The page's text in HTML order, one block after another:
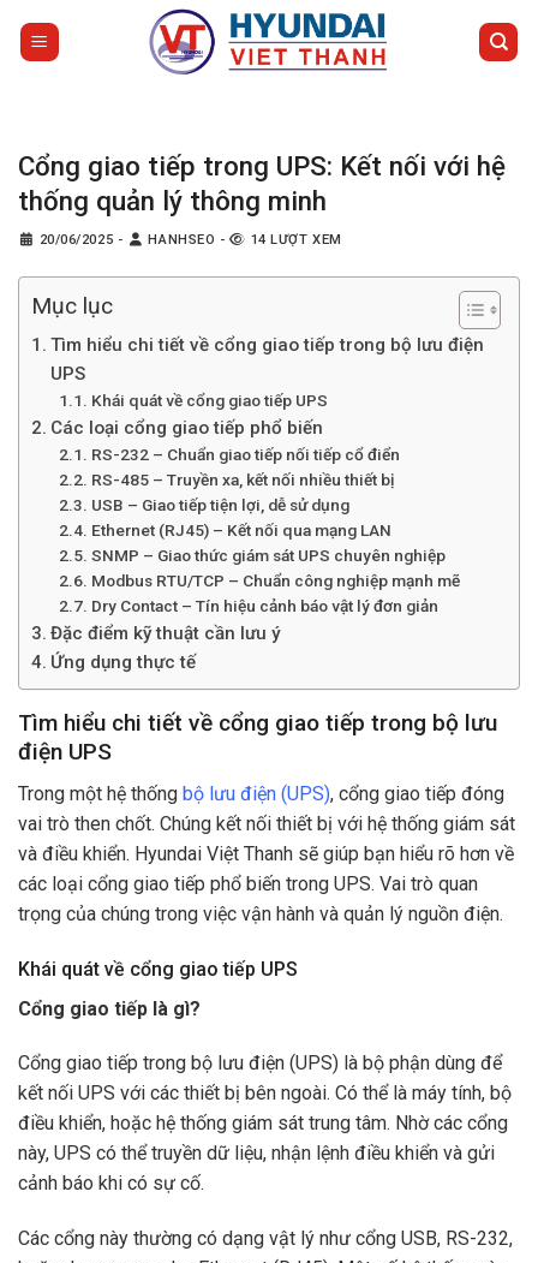
Cổng giao tiếp trong UPS: Kết nối với hệ
thống quản lý thông minh
20/06/2025 - HANHSEO - 14 LƯỢT XEM
Mục lục
Tìm hiểu chi tiết về cổng giao tiếp trong bộ lưu điện
UPS
Khái quát về cổng giao tiếp UPS
Các loại cổng giao tiếp phổ biến
RS-232 – Chuẩn giao tiếp nối tiếp cổ điển
RS-485 – Truyền xa, kết nối nhiều thiết bị
USB – Giao tiếp tiện lợi, dễ sử dụng
Ethernet (RJ45) – Kết nối qua mạng LAN
SNMP – Giao thức giám sát UPS chuyên nghiệp
Modbus RTU/TCP – Chuẩn công nghiệp mạnh mẽ
Dry Contact – Tín hiệu cảnh báo vật lý đơn giản
Đặc điểm kỹ thuật cần lưu ý
Ứng dụng thực tế
Tìm hiểu chi tiết về cổng giao tiếp trong bộ lưu
điện UPS
Trong một hệ thống bộ lưu điện (UPS), cổng giao tiếp đóng
vai trò then chốt. Chúng kết nối thiết bị với hệ thống giám sát
và điều khiển. Hyundai Việt Thanh sẽ giúp bạn hiểu rõ hơn về
các loại cổng giao tiếp phổ biến trong UPS. Vai trò quan
trọng của chúng trong việc vận hành và quản lý nguồn điện.
Khái quát về cổng giao tiếp UPS
Cổng giao tiếp là gì?
Cổng giao tiếp trong bộ lưu điện (UPS) là bộ phận dùng để
kết nối UPS với các thiết bị bên ngoài. Có thể là máy tính, bộ
điều khiển, hoặc hệ thống giám sát trung tâm. Nhờ các cổng
này, UPS có thể truyền dữ liệu, nhận lệnh điều khiển và gửi
cảnh báo khi có sự cố.
Các cổng này thường có dạng vật lý như cổng USB, RS-232,